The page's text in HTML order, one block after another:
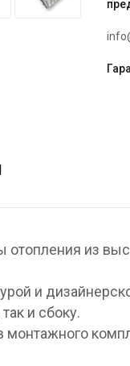
из
и
и сбоку.